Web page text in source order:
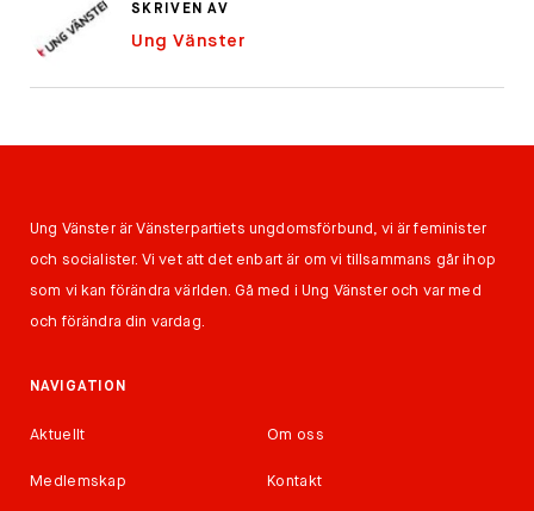
SKRIVEN AV
Ung Vänster
Ung Vänster är Vänsterpartiets ungdomsförbund, vi är feminister
och socialister. Vi vet att det enbart är om vi tillsammans går ihop
som vi kan förändra världen. Gå med i Ung Vänster och var med
och förändra din vardag.
NAVIGATION
Aktuellt Om oss
Medlemskap Kontakt